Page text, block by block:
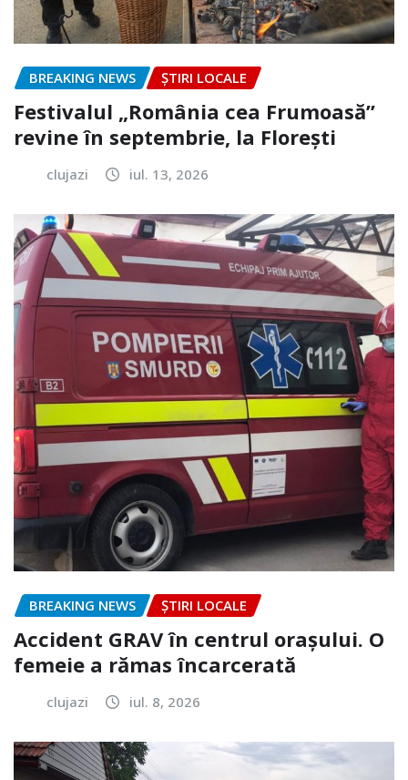
BREAKING NEWS ȘTIRI LOCALE
Festivalul „România cea Frumoasă”
revine în septembrie, la Florești
clujazi iul. 13, 2026
BREAKING NEWS ȘTIRI LOCALE
Accident GRAV în centrul orașului. O
femeie a rămas încarcerată
clujazi iul. 8, 2026